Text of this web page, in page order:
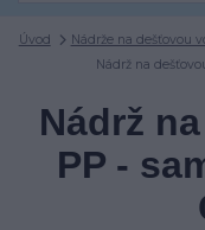
Úvod Nádrže na dešťovou
Nádrž na
Nádrž
PP -